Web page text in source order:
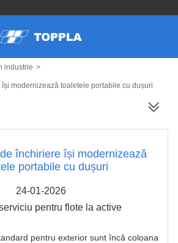
industrie >
modernizează toaletele portabile cu dușuri
închiriere își modernizează
portabile cu dușuri
24-01-2026
pentru flote la active
pentru exterior sunt încă coloana